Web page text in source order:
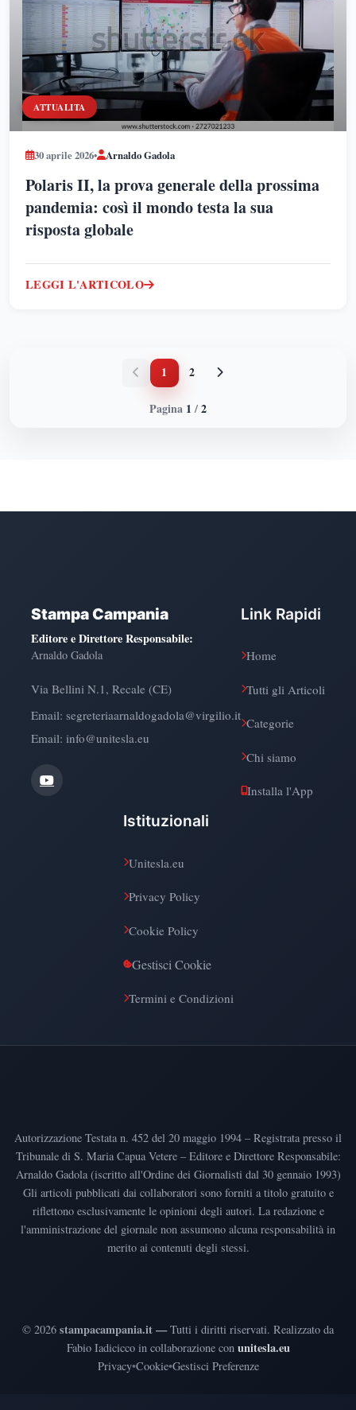
ATTUALITA
30 aprile 2026• Arnaldo Gadola
Polaris II, la prova generale della prossima
pandemia: così il mondo testa la sua
risposta globale
LEGGI L'ARTICOLO
1 2
Pagina 1/2
Stampa Campania
Editore e Direttore Responsabile:
Arnaldo Gadola
Via Bellini N.1, Recale (CE)
Email: segreteriaarnaldogadola@virgilio.it
Email: info@unitesla.eu
Link Rapidi
Home
Tutti gli Articoli
Categorie
Chi siamo
Installa l'App
Istituzionali
Unitesla.eu
Privacy Policy
Cookie Policy
Gestisci Cookie
Termini e Condizioni
Autorizzazione Testata n. 452 del 20 maggio 1994 – Registrata presso il
Tribunale di S. Maria Capua Vetere – Editore e Direttore Responsabile:
Arnaldo Gadola (iscritto all'Ordine dei Giornalisti dal 30 gennaio 1993)
Gli articoli pubblicati dai collaboratori sono forniti a titolo gratuito e
riflettono esclusivamente le opinioni degli autori. La redazione e
l'amministrazione del giornale non assumono alcuna responsabilità in
merito ai contenuti degli stessi.
© 2026 stampacampania.it —Tutti i diritti riservati. Realizzato da
Fabio Iadicicco in collaborazione con unitesla.eu
Privacy•Cookie•Gestisci Preferenze